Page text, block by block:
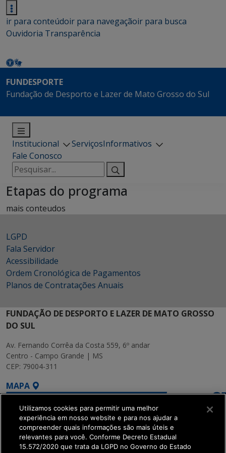
ir para conteúdoir para navegaçãoir para busca
Ouvidoria Transparência
FUNDESPORTE
Fundação de Desporto e Lazer de Mato Grosso do Sul
Institucional ServiçosInformativos
Fale Conosco
Pesquisar
por:
Etapas do programa
mais conteudos
LGPD
Fala Servidor
Acessibilidade
Ordem Cronológica de Pagamentos
Planos de Contratações Anuais
FUNDAÇÃO DE DESPORTO E LAZER DE MATO GROSSO
DO SUL
Av. Fernando Corrêa da Costa 559, 6º andar
Centro - Campo Grande | MS
CEP: 79004-311
MAPA
SETDIG | Secretaria-
Utilizamos cookies para permitir uma melhor
experiência em nosso website e para nos ajudar a
compreender quais informações são mais úteis e
relevantes para você. Conforme Decreto Estadual
15.572/2020 que trata da LGPD no Governo do Estado